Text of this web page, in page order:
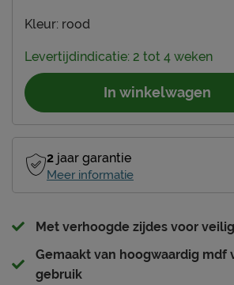
Kleur: rood
Levertijdindicatie: 2 tot 4 weken
In winkelwagen
2 jaar garantie
Meer informatie
Met verhoogde zijdes voor
Gemaakt van hoogwaardig mdf
gebruik